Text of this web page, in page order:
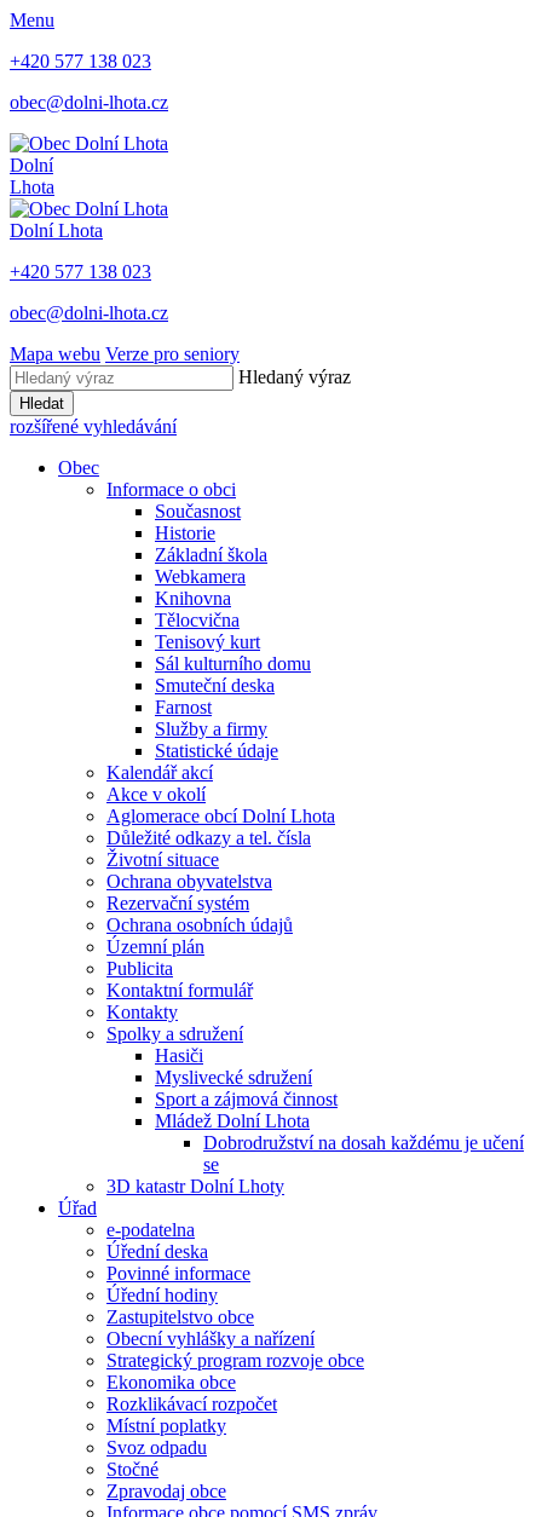
Menu
+420 577 138 023
obec@dolni-lhota.cz
Dolní
Lhota
Dolní Lhota
+420 577 138 023
obec@dolni-lhota.cz
Mapa webu Verze pro seniory
Hledaný výraz
Hledat
rozšířené vyhledávání
Obec
Informace o obci
Současnost
Historie
Základní škola
Webkamera
Knihovna
Tělocvična
Tenisový kurt
Sál kulturního domu
Smuteční deska
Farnost
Služby a firmy
Statistické údaje
Kalendář akcí
Akce v okolí
Aglomerace obcí Dolní Lhota
Důležité odkazy a tel. čísla
Životní situace
Ochrana obyvatelstva
Rezervační systém
Ochrana osobních údajů
Územní plán
Publicita
Kontaktní formulář
Kontakty
Spolky a sdružení
Hasiči
Myslivecké sdružení
Sport a zájmová činnost
Mládež Dolní Lhota
Dobrodružství na dosah každému je učení
se
3D katastr Dolní Lhoty
Úřad
e-podatelna
Úřední deska
Povinné informace
Úřední hodiny
Zastupitelstvo obce
Obecní vyhlášky a nařízení
Strategický program rozvoje obce
Ekonomika obce
Rozklikávací rozpočet
Místní poplatky
Svoz odpadu
Stočné
Zpravodaj obce
Informace obce pomocí SMS zpráv